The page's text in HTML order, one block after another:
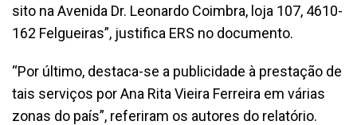
sito na Avenida Dr. Leonardo Coimbra, loja 107, 4610-
162 Felgueiras”, justifica ERS no documento.
“Por último, destaca-se a publicidade à prestação de
tais serviços por Ana Rita Vieira Ferreira em várias
zonas do país”, referiram os autores do relatório.